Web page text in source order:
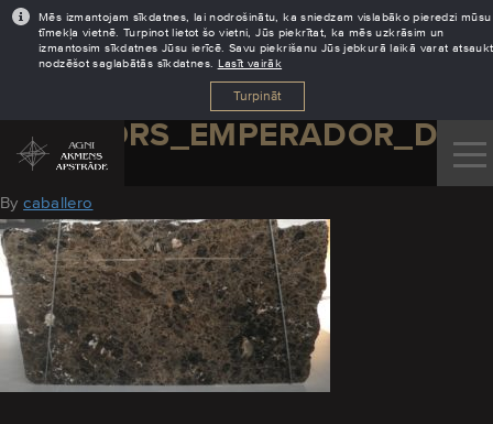
Mēs izmantojam sīkdatnes, lai nodrošinātu, ka sniedzam vislabāko pieredzi mūsu
tīmekļa vietnē. Turpinot lietot šo vietni, Jūs piekrītat, ka mēs uzkrāsim un
izmantosim sīkdatnes Jūsu ierīcē. Savu piekrišanu Jūs jebkurā laikā varat
nodzēšot saglabātās sīkdatnes. Lasīt vairāk
Turpināt
August 29, 2016
Bycaballero